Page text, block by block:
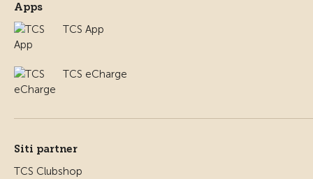
Apps
TCS App
TCS eCharge
Siti partner
TCS Clubshop